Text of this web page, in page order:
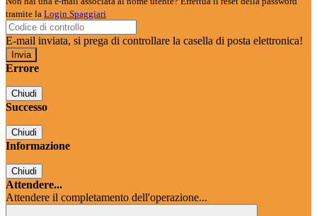
tramite la Login Spaggiari
E-mail inviata, si prega di controllare la casella di posta elettronica!
Errore
Chiudi
Successo
Chiudi
Informazione
Chiudi
Attendere...
Attendere il completamento dell'operazione...